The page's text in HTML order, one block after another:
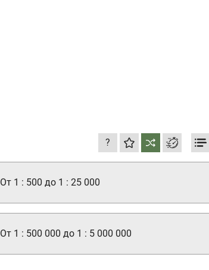
?
От 1 : 500 до 1 : 25 000
От 1 : 500 000 до 1 : 5 000 000